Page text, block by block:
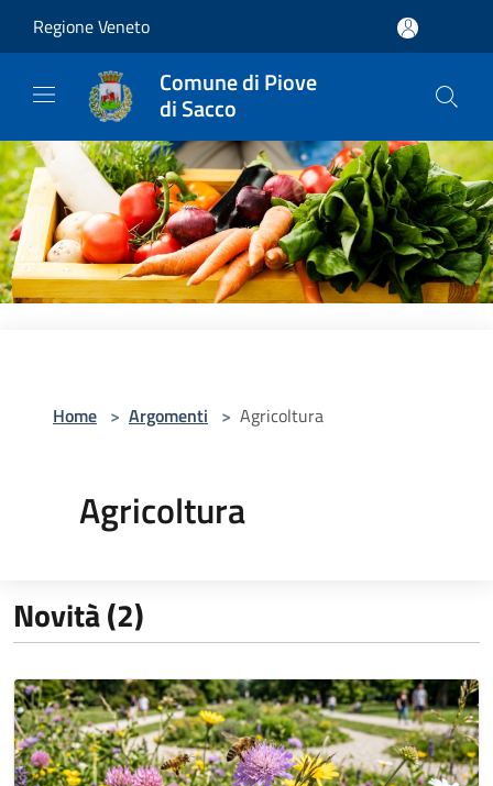
Regione Veneto
Comune di Piove
di Sacco
Home > Argomenti > Agricoltura
Agricoltura
Novità (2)